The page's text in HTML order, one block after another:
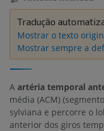
Tradução
Mostrar o texto
Mostrar sempre a
A artéria temporal
média (ACM)
sylviana e percorre o
anterior dos giros